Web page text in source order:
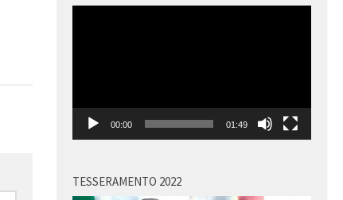
00:00 01:49
TESSERAMENTO 2022